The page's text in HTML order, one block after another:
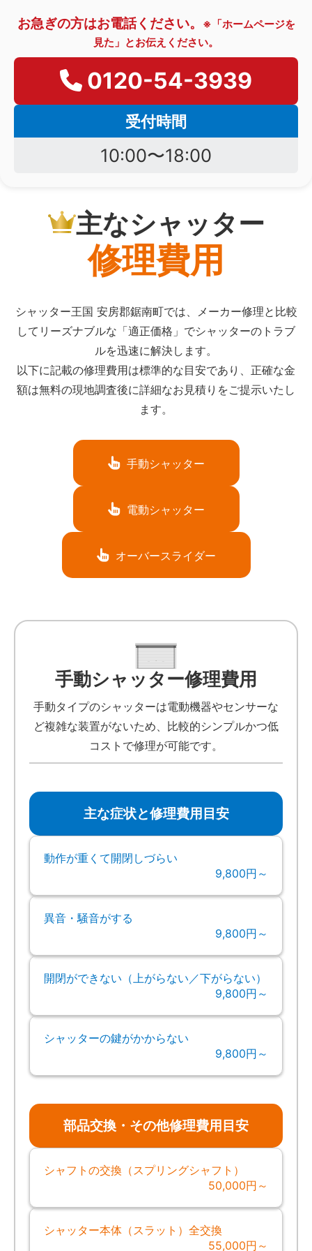
お急ぎの方はお電話ください。
※「ホームページを
見た」とお伝えください。
0120-54-3939
受付時間
10:00〜18:00
主なシャッター
修理費用
シャッター王国 安房郡鋸南町では、メーカー修理と比較
してリーズナブルな「適正価格」でシャッターのトラブ
ルを迅速に解決します。
以下に記載の修理費用は標準的な目安であり、正確な金
額は無料の現地調査後に詳細なお見積りをご提示いたし
ます。
手動シャッター
電動シャッター
オーバースライダー
手動シャッター修理費用
手動タイプのシャッターは電動機器やセンサーな
ど複雑な装置がないため、比較的シンプルかつ低
コストで修理が可能です。
主な症状と修理費用目安
動作が重くて開閉しづらい
9,800円～
異音・騒音がする
9,800円～
開閉ができない（上がらない／下がらない）
9,800円～
シャッターの鍵がかからない
9,800円～
部品交換・その他修理費用目安
シャフトの交換（スプリングシャフト）
50,000円～
シャッター本体（スラット）全交換
55,000円～